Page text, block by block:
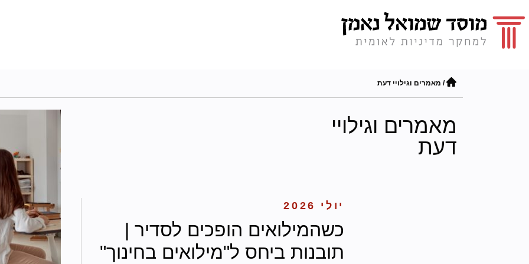
/ מאמרים וגילויי דעת
מאמרים וגילויי
דעת
יולי 2026
כשהמילואים הופכים לסדיר |
תובנות ביחס ל"מילואים בחינוך"